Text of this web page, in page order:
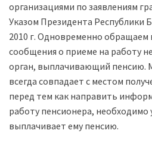
организациями по заявлениям
Указом Президента Республики
2010 г. Одновременно обращаем
сообщения о приеме на работу
орган, выплачивающий пенсию.
всегда совпадает с местом
перед тем как направить
работу пенсионера, необходимо
выплачивает ему пенсию.